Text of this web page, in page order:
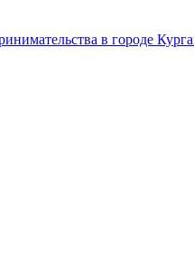
в городе